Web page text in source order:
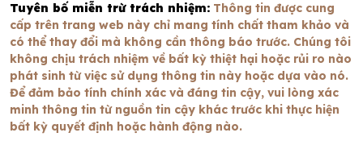
Tuyên bố miễn trừ trách nhiệm: Thông tin được cung
cấp trên trang web này chỉ mang tính chất tham khảo và
có thể thay đổi mà không cần thông báo trước. Chúng tôi
không chịu trách nhiệm về bất kỳ thiệt hại hoặc rủi ro nào
phát sinh từ việc sử dụng thông tin này hoặc dựa vào nó.
Để đảm bảo tính chính xác và đáng tin cậy, vui lòng xác
minh thông tin từ nguồn tin cậy khác trước khi thực hiện
bất kỳ quyết định hoặc hành động nào.